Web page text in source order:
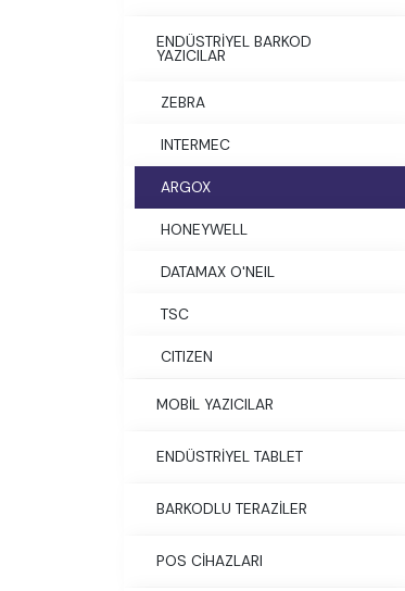
ENDÜSTRİYEL BARKOD
YAZICILAR
ZEBRA
INTERMEC
ARGOX
HONEYWELL
DATAMAX O'NEIL
TSC
CITIZEN
MOBİL YAZICILAR
ENDÜSTRİYEL TABLET
BARKODLU TERAZİLER
POS CİHAZLARI